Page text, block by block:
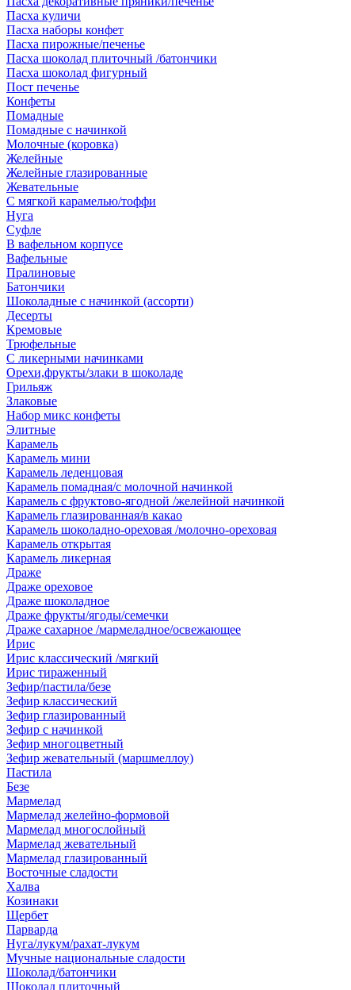
Пасха куличи
Пасха наборы конфет
Пасха пирожные/печенье
Пасха шоколад плиточный /батончики
Пасха шоколад фигурный
Пост печенье
Конфеты
Помадные
Помадные с начинкой
Молочные (коровка)
Желейные
Желейные глазированные
Жевательные
С мягкой карамелью/тоффи
Нуга
Суфле
В вафельном корпусе
Вафельные
Пралиновые
Батончики
Шоколадные с начинкой (ассорти)
Десерты
Кремовые
Трюфельные
С ликерными начинками
Орехи,фрукты/злаки в шоколаде
Грильяж
Злаковые
Набор микс конфеты
Элитные
Карамель
Карамель мини
Карамель леденцовая
Карамель помадная/с молочной начинкой
Карамель с фруктово-ягодной /желейной начинкой
Карамель глазированная/в какао
Карамель шоколадно-ореховая /молочно-ореховая
Карамель открытая
Карамель ликерная
Драже
Драже ореховое
Драже шоколадное
Драже фрукты/ягоды/семечки
Драже сахарное /мармеладное/освежающее
Ирис
Ирис классический /мягкий
Ирис тираженный
Зефир/пастила/безе
Зефир классический
Зефир глазированный
Зефир с начинкой
Зефир многоцветный
Зефир жевательный (маршмеллоу)
Пастила
Безе
Мармелад
Мармелад желейно-формовой
Мармелад многослойный
Мармелад жевательный
Мармелад глазированный
Восточные сладости
Халва
Козинаки
Щербет
Парварда
Нуга/лукум/рахат-лукум
Мучные национальные сладости
Шоколад/батончики
Шоколад плиточный